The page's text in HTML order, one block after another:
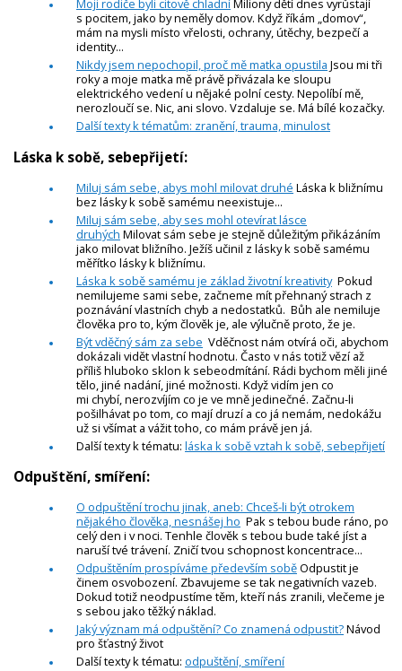
Moji rodiče byli citově chladníMiliony dětí dnes vyrůstají
s pocitem, jako by neměly domov. Když říkám „domov“,
mám na mysli místo vřelosti, ochrany, útěchy, bezpečí a
identity...
Nikdy jsem nepochopil, proč mě matka opustila Jsou mi tři
roky a moje matka mě právě přivázala ke sloupu
elektrického vedení u nějaké polní cesty. Nepolíbí mě,
nerozloučí se. Nic, ani slovo. Vzdaluje se. Má bílé kozačky.
Další texty k tématům: zranění, trauma, minulost
Láska k sobě, sebepřijetí:
Miluj sám sebe, abys mohl milovat druhé Láska k bližnímu
bez lásky k sobě samému neexistuje...
Miluj sám sebe, aby ses mohl otevírat lásce
druhých Milovat sám sebe je stejně důležitým přikázáním
jako milovat bližního. Ježíš učinil z lásky k sobě samému
měřítko lásky k bližnímu.
Láska k sobě samému je základ životní kreativityPokud
nemilujeme sami sebe, začneme mít přehnaný strach z
poznávání vlastních chyb a nedostatků. Bůh ale nemiluje
člověka pro to, kým člověk je, ale výlučně proto, že je.
Být vděčný sám za sebe Vděčnost nám otvírá oči, abychom
dokázali vidět vlastní hodnotu. Často v nás totiž vězí až
příliš hluboko sklon k sebeodmítání. Rádi bychom měli jiné
tělo, jiné nadání, jiné možnosti. Když vidím jen co
mi chybí, nerozvíjím co je ve mně jedinečné. Začnu-li
pošilhávat po tom, co mají druzí a co já nemám, nedokážu
už si všímat a vážit toho, co mám právě jen já.
Další texty k tématu: láska k sobě vztah k sobě, sebepřijetí
Odpuštění, smíření:
O odpuštění trochu jinak, aneb: Chceš-li být otrokem
nějakého člověka, nesnášej ho Pak s tebou bude ráno, po
celý den i v noci. Tenhle člověk s tebou bude také jíst a
naruší tvé trávení. Zničí tvou schopnost koncentrace...
Odpuštěním prospíváme především soběOdpustit je
činem osvobození. Zbavujeme se tak negativních vazeb.
Dokud totiž neodpustíme těm, kteří nás zranili, vlečeme je
s sebou jako těžký náklad.
Jaký význam má odpuštění? Co znamená odpustit?Návod
pro šťastný život
Další texty k tématu: odpuštění, smíření